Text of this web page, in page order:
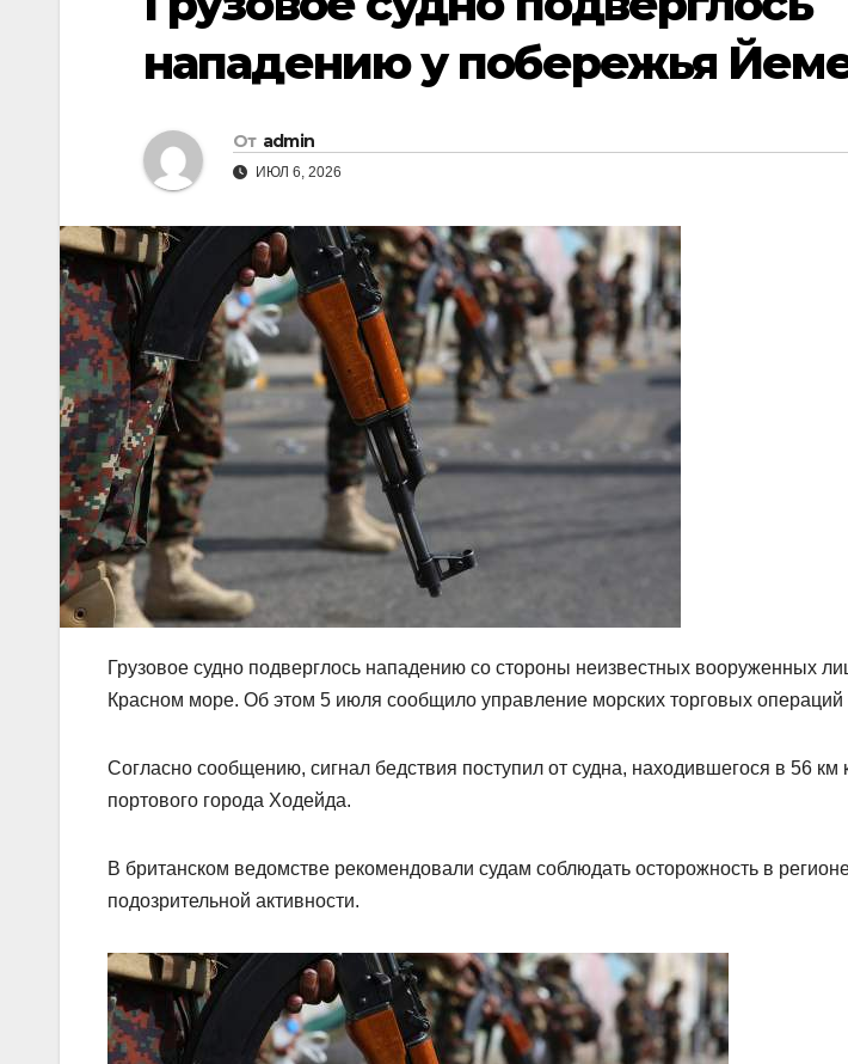
нападению у побережья
От admin
ИЮЛ 6, 2026
Грузовое судно подверглось нападению со стороны неизвестных вооруженных
Красном море. Об этом 5 июля сообщило управление морских торговых операций
Согласно сообщению, сигнал бедствия поступил от судна, находившегося в 56 км
портового города Ходейда.
В британском ведомстве рекомендовали судам соблюдать осторожность в
подозрительной активности.